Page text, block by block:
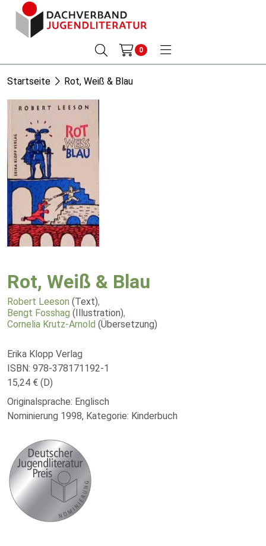
0
Startseite Rot, Weiß & Blau
Rot, Weiß & Blau
Robert Leeson (Text),
Bengt Fosshag (Illustration),
Cornelia Krutz-Arnold (Übersetzung)
Erika Klopp Verlag
ISBN: 978-378171192-1
15,24 € (D)
Originalsprache: Englisch
Nominierung 1998, Kategorie: Kinderbuch